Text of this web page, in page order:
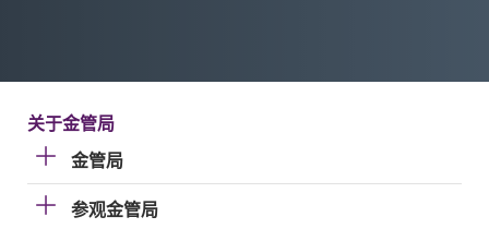
关于金管局
金管局
参观金管局